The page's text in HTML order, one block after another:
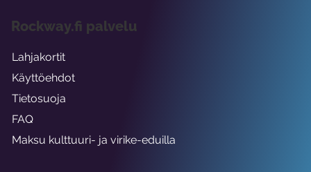
Rockway.fi palvelu
Lahjakortit
Käyttöehdot
Tietosuoja
FAQ
Maksu kulttuuri- ja virike-eduilla